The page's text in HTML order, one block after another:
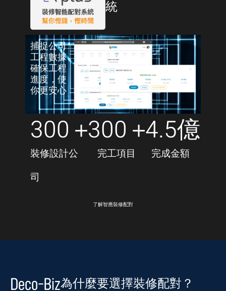
統
捕捉公司
工程數據
確保工程
進度，使
你更安心
裝修設計公
司
300 ＋
完工項目
300 ＋
完成金額
4.5億
了解智應裝修配對
為什麼要選擇裝修配對？